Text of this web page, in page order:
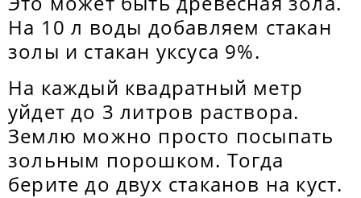
На 10 л воды добавляем стакан
золы и стакан уксуса 9%.
На каждый квадратный метр
уйдет до 3 литров раствора.
Землю можно просто посыпать
зольным порошком. Тогда
берите до двух стаканов на куст.